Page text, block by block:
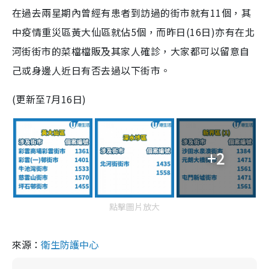
在過去兩星期內曾經有患者到訪過的街市就有11個，其
中疫情重災區黃大仙區就佔5個，而昨日(16日)亦有在北
河街街市的菜檔檔販及其家人確診，大家都可以留意自
己或身邊人近日有否去過以下街市。
(更新至7月16日)
+2
點擊圖片放大
來源： 衛生防護中心